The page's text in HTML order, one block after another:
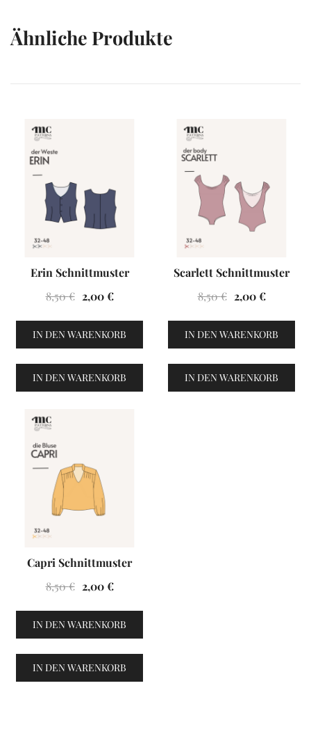
Ähnliche Produkte
VENTES À 2€
Erin Schnittmuster
8,50€ Ursprünglicher
war:
8,50 €
2,00€Aktueller
ist:
2,00 €.
IN DEN WARENKORB
IN DEN WARENKORB
VENTES À 2€
Scarlett Schnittmuster
8,50€
war:
8,50 €
2,00€
ist:
2,00 €.
IN DEN WARENKORB
IN DEN WARENKORB
VENTES À 2€
Capri Schnittmuster
8,50€ Ursprünglicher
war:
8,50 €
2,00€Aktueller
ist:
2,00 €.
IN DEN WARENKORB
IN DEN WARENKORB